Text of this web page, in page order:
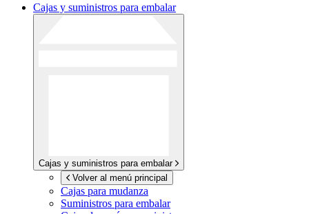
Cajas y suministros para embalar
Cajas y suministros para embalar
Volver al menú principal
Cajas para mudanza
Suministros para embalar